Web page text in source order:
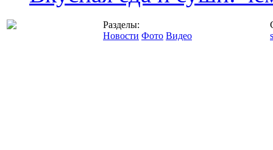
Разделы:
Новости Фото Видео